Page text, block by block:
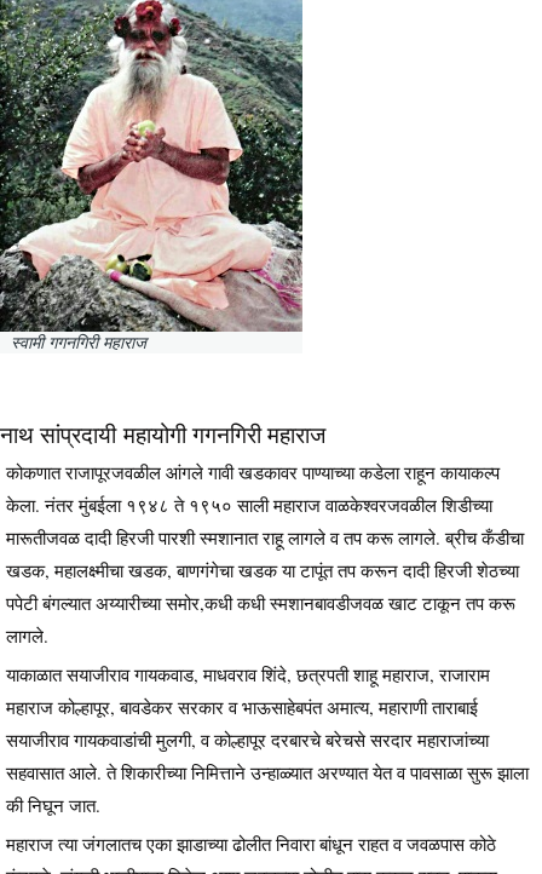
स्वामी गगनगिरी महाराज
नाथ सांप्रदायी महायोगी गगनगिरी महाराज
कोकणात राजापूरजवळील आंगले गावी खडकावर पाण्याच्या कडेला राहून कायाकल्प
केला. नंतर मुंबईला १९४८ ते १९५० साली महाराज वाळकेश्वरजवळील शिडीच्या
मारूतीजवळ दादी हिरजी पारशी स्मशानात राहू लागले व तप करू लागले. ब्रीच कँडीचा
खडक, महालक्ष्मीचा खडक, बाणगंगेचा खडक या टापूंत तप करून दादी हिरजी शेठच्या
पपेटी बंगल्यात अय्यारीच्या समोर,कधी कधी स्मशानबावडीजवळ खाट टाकून तप करू
लागले.
याकाळात सयाजीराव गायकवाड, माधवराव शिंदे, छत्रपती शाहू महाराज, राजाराम
महाराज कोल्हापूर, बावडेकर सरकार व भाऊसाहेबपंत अमात्य, महाराणी ताराबाई
सयाजीराव गायकवाडांची मुलगी, व कोल्हापूर दरबारचे बरेचसे सरदार महाराजांच्या
सहवासात आले. ते शिकारीच्या निमित्ताने उन्हाळ्यात अरण्यात येत व पावसाळा सुरू झाला
की निघून जात.
महाराज त्या जंगलातच एका झाडाच्या ढोलीत निवारा बांधून राहत व जवळपास कोठे